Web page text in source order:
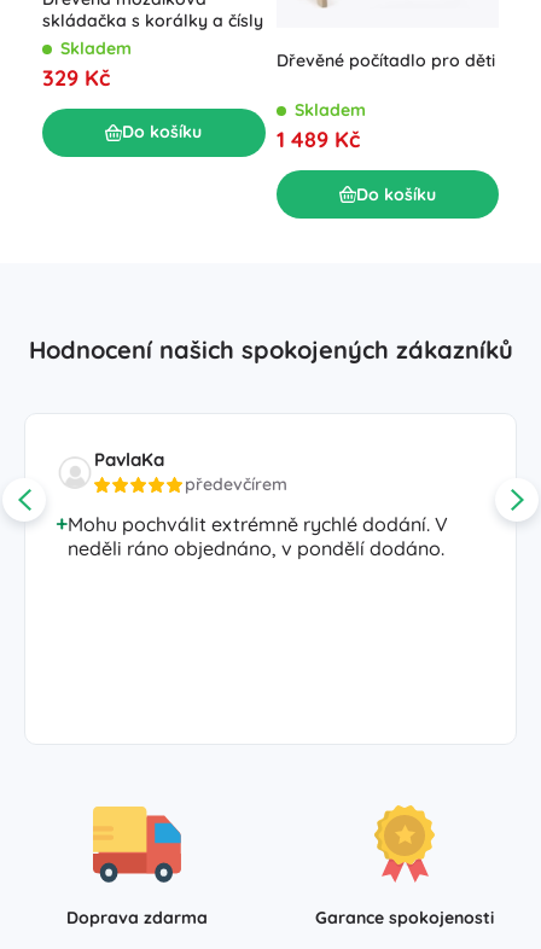
skládačka s korálky a čísly
Skladem
329 Kč
Do košíku
Dřevěné počítadlo pro děti
Skladem
1 489 Kč
Do košíku
Hodnocení našich spokojených zákazníků
PavlaKa
předevčírem
Mohu pochválit extrémně rychlé dodání. V
neděli ráno objednáno, v pondělí dodáno.
Doprava zdarma
Garance spokojenosti